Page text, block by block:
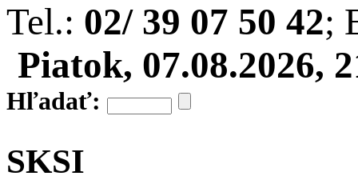
Tel.: 02/ 39 07 50 42;
Piatok, 07.08.2026,
Hľadať:
SKSI